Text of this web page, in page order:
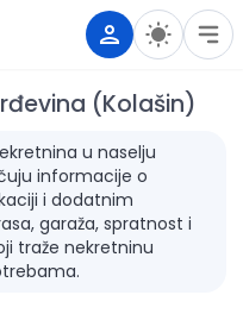
(Kolašin)
u naselju
informacije o
i dodatnim
garaža, spratnost i
traže nekretninu